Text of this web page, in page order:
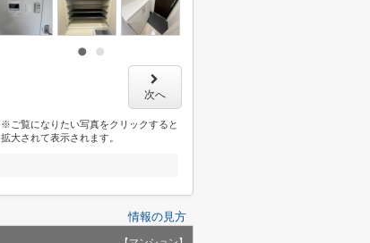
次へ
※ご覧になりたい写真をクリックすると
拡大されて表示されます。
情報の見方